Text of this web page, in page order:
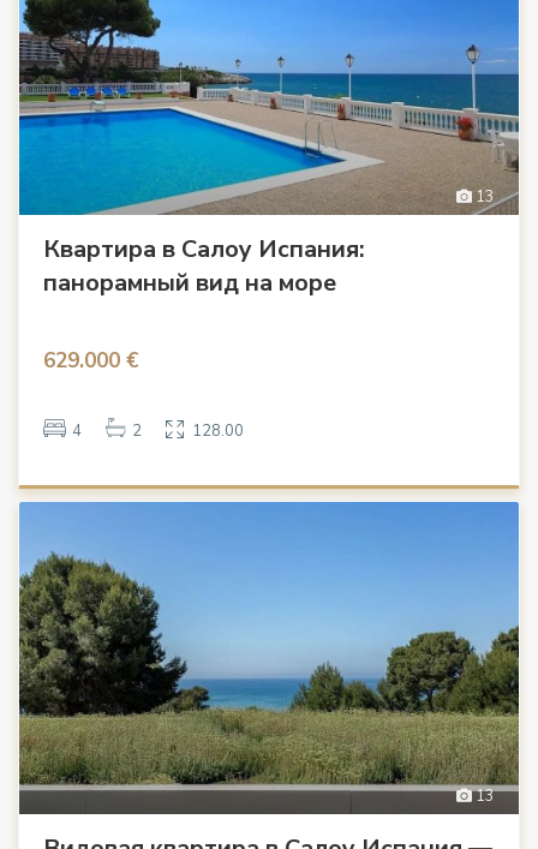
13
Квартира в Салоу Испания:
панорамный вид на море
629.000 €
4 2 128.00
13